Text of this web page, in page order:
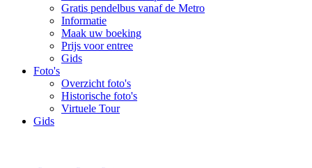
Gratis pendelbus vanaf de Metro
Informatie
Maak uw boeking
Prijs voor entree
Gids
Foto's
Overzicht foto's
Historische foto's
Virtuele Tour
Gids